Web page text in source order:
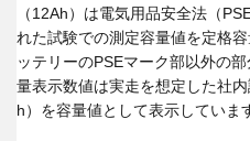
（12Ah）は電気用品安全法（
れた試験での測定容量値を定格
ッテリーのPSEマーク部以外の
量表示数値は実走を想定した社
h）を容量値として表示してい